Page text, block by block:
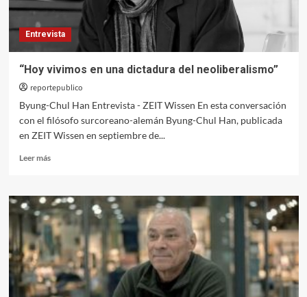
Entrevista
“Hoy vivimos en una dictadura del neoliberalismo”
reportepublico
Byung-Chul Han Entrevista - ZEIT Wissen En esta conversación
con el filósofo surcoreano-alemán Byung-Chul Han, publicada
en ZEIT Wissen en septiembre de...
Leer másLeer
“Hoy
vivimos
en
una
dictadura
del
neoliberalismo”